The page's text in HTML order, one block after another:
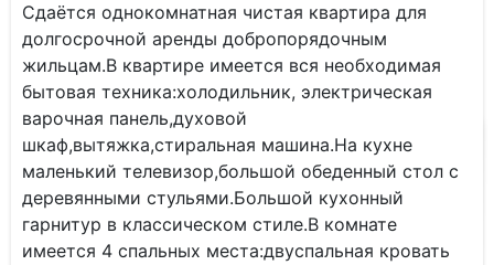
Сдаётся однокомнатная чистая квартира для
долгосрочной аренды добропорядочным
жильцам.В квартире имеется вся необходимая
бытовая техника:холодильник, электрическая
варочная панель,духовой
шкаф,вытяжка,стиральная машина.На кухне
маленький телевизор,большой обеденный стол с
деревянными стульями.Большой кухонный
гарнитур в классическом стиле.В комнате
имеется 4 спальных места:двуспальная кровать